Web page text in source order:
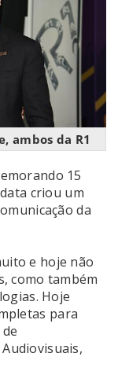
ambos da R1
15
criou um
da
e hoje não
como também
Hoje
para